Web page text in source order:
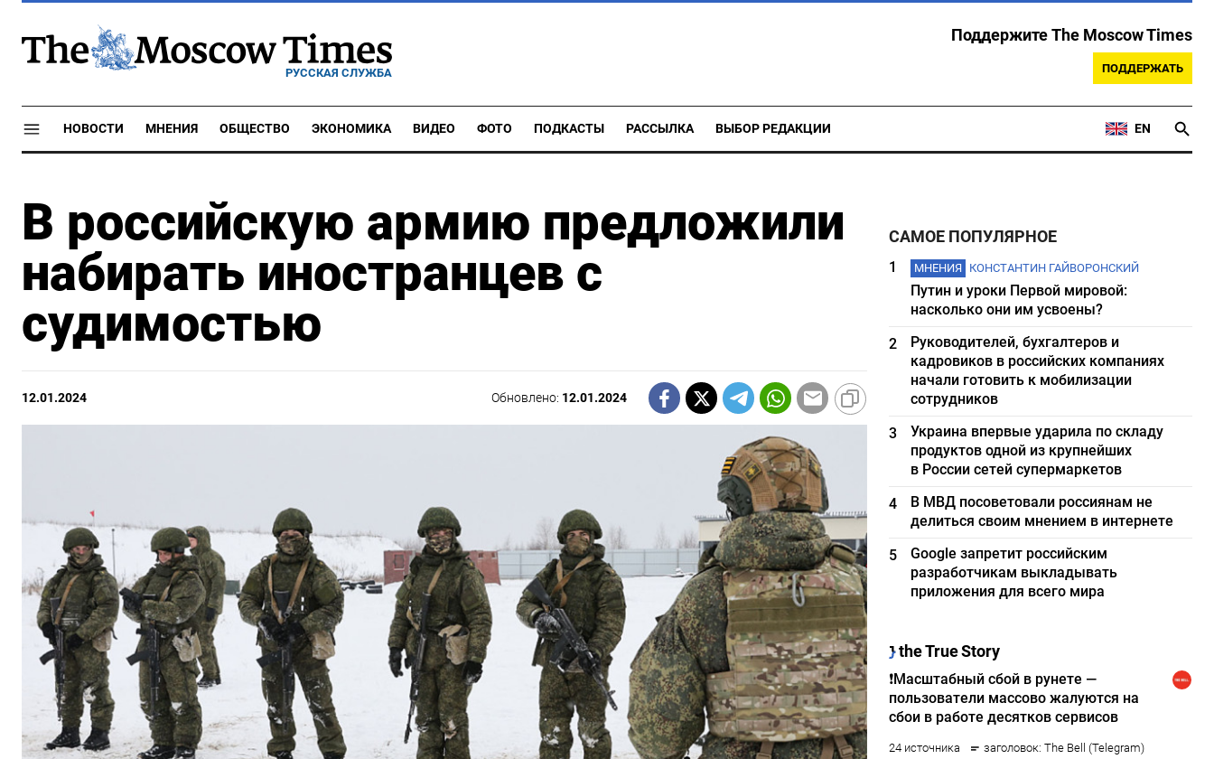
РУССКАЯ СЛУЖБА
Поддержите The Moscow Times
ПОДДЕРЖАТЬ
НОВОСТИ МНЕНИЯ ОБЩЕСТВО ЭКОНОМИКА ВИДЕО ФОТО ПОДКАСТЫ РАССЫЛКА ВЫБОР РЕДАКЦИИ EN
В российскую армию предложили
набирать иностранцев с
судимостью
12.01.2024 Обновлено: 12.01.2024
САМОЕ ПОПУЛЯРНОЕ
1 МНЕНИЯ КОНСТАНТИН ГАЙВОРОНСКИЙ
Путин и уроки Первой мировой:
насколько они им усвоены?
2
Руководителей, бухгалтеров и
кадровиков в российских компаниях
начали готовить к мобилизации
сотрудников
3
Украина впервые ударила по складу
продуктов одной из крупнейших
в России сетей супермаркетов
4
В МВД посоветовали россиянам не
делиться своим мнением в интернете
5
Google запретит российским
разработчикам выкладывать
приложения для всего мира